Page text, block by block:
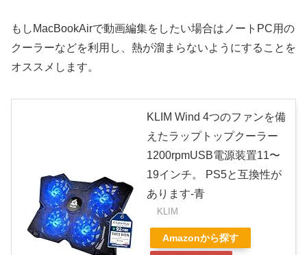
もしMacBookAirで動画編集をしたい場合はノートPC用の
クーラーなどを利用し、熱が溜まらないようにすることを
オススメします。
KLIM Wind 4つのファンを備
えたラップトップクーラー
1200rpmUSB電源装置11〜
19インチ。 PS5と互換性が
あります-青
KLIM
Amazonから探す